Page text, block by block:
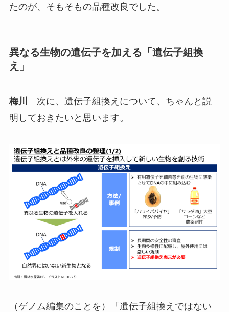
たのが、そもそもの品種改良でした。
異なる生物の遺伝子を加える「遺伝子組換
え」
梅川
次に、遺伝子組換えについて、ちゃんと説
明しておきたいと思います。
（ゲノム編集のことを）「遺伝子組換えではない